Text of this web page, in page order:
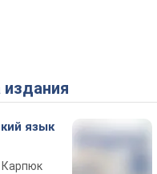
издания
язык